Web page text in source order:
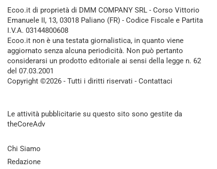
Ecoo.it di proprietà di DMM COMPANY SRL - Corso Vittorio
Emanuele II, 13, 03018 Paliano (FR) - Codice Fiscale e Partita
I.V.A. 03144800608
Ecoo.it non è una testata giornalistica, in quanto viene
aggiornato senza alcuna periodicità. Non può pertanto
considerarsi un prodotto editoriale ai sensi della legge n. 62
del 07.03.2001
Copyright ©2026 - Tutti i diritti riservati - Contattaci
Le attività pubblicitarie su questo sito sono gestite da
theCoreAdv
Chi Siamo
Redazione